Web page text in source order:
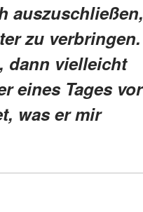
auszuschließen,
zu verbringen.
dann vielleicht
eines Tages vor
was er mir